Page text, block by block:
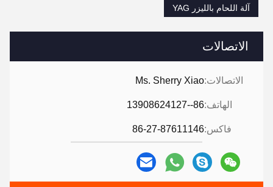
الاتصالات
الاتصالات:Ms. Sherry Xiao
الهاتف:86--13908624127
فاكس:86-27-87611146
آلة اللحام بالليزر YAG